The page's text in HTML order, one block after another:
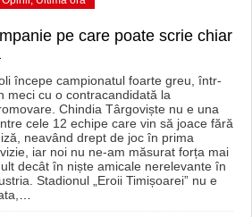
pe care poate scrie chiar
începe campionatul foarte greu, într-
meci cu o contracandidată la
Chindia Târgoviște nu e una
cele 12 echipe care vin să joace fără
neavând drept de joc în prima
iar noi nu ne-am măsurat forța mai
decât în niște amicale nerelevante în
Stadionul „Eroii Timișoarei” nu e
…